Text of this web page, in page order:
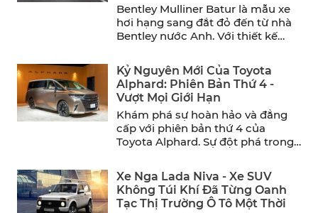
Bentley Mulliner Batur là mẫu xe
hơi hạng sang đắt đỏ đến từ nhà
Bentley nước Anh. Với thiết kế
Kỷ Nguyên Mới Của Toyota
Alphard: Phiên Bản Thứ 4 -
Vượt Mọi Giới Hạn
Khám phá sự hoàn hảo và đẳng
cấp với phiên bản thứ 4 của
Toyota Alphard. Sự đột phá trong
Xe Nga Lada Niva - Xe SUV
Không Túi Khí Đã Từng Oanh
Tạc Thị Trường Ô Tô Một Thời